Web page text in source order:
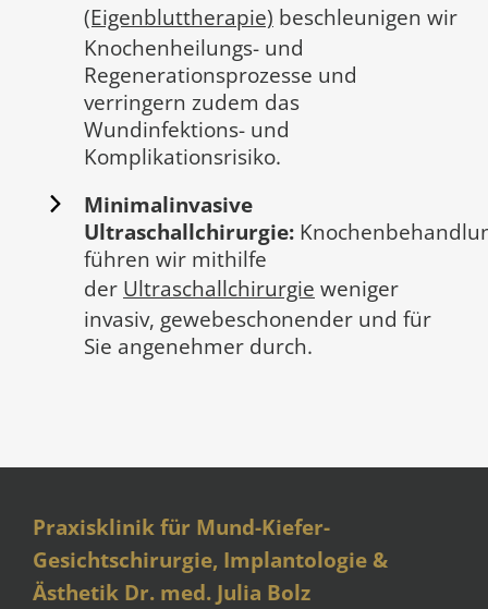
(Eigenbluttherapie) beschleunigen wir
Knochenheilungs- und
Regenerationsprozesse und
verringern zudem das
Wundinfektions- und
Komplikationsrisiko.
Minimalinvasive
Ultraschallchirurgie:
führen wir mithilfe
der Ultraschallchirurgie weniger
invasiv, gewebeschonender und für
Sie angenehmer durch.
Praxisklinik für Mund-Kiefer-
Gesichtschirurgie, Implantologie &
Ästhetik Dr. med. Julia Bolz